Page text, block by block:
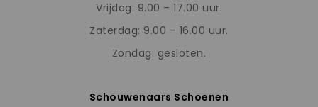
Vrijdag: 9.00 – 17.00 uur.
Zaterdag: 9.00 – 16.00 uur.
Zondag: gesloten.
Schouwenaars Schoenen